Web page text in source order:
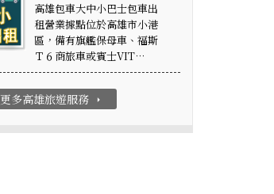
高雄包車大中小巴士包車出
租營業據點位於高雄市小港
區，備有旗艦保母車、福斯
Ｔ６商旅車或賓士VIT…
更多高雄旅遊服務 arrow_right